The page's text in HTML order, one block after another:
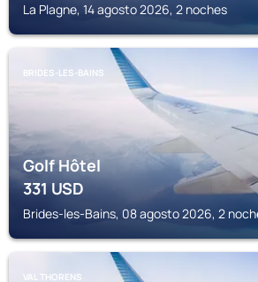
La Plagne, 14 agosto 2026, 2 noches
BRIDES-LES-BAINS
Golf Hôtel
331USD
Brides-les-Bains, 08 agosto 2026, 2
VAL THORENS